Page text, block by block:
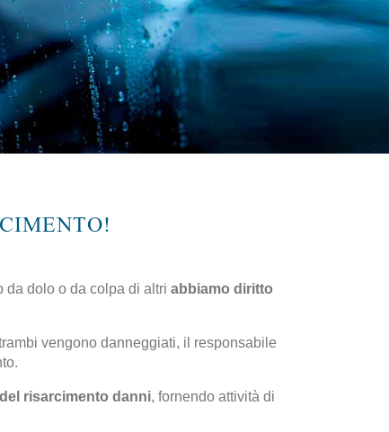
da dolo o da colpa di altri abbiamo diritto
vengono danneggiati, il responsabile
risarcimento danni, fornendo attività di